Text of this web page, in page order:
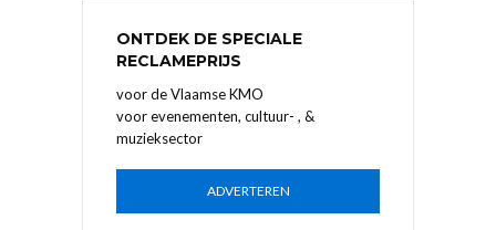
ONTDEK DE SPECIALE
RECLAMEPRIJS
voor de Vlaamse KMO
voor evenementen, cultuur- , &
muzieksector
ADVERTEREN